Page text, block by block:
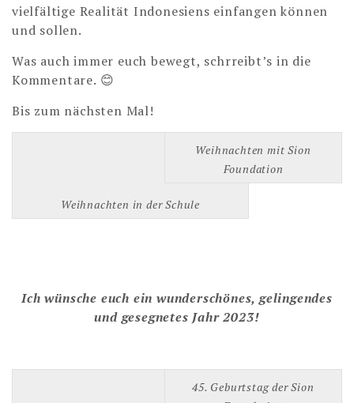
vielfältige Realität Indonesiens einfangen können
und sollen.
Was auch immer euch bewegt, schrreibt’s in die
Kommentare. 😊
Bis zum nächsten Mal!
Weihnachten mit Sion
Foundation
Weihnachten in der Schule
Ich wünsche euch ein wunderschönes, gelingendes
und gesegnetes Jahr 2023!
45. Geburtstag der Sion